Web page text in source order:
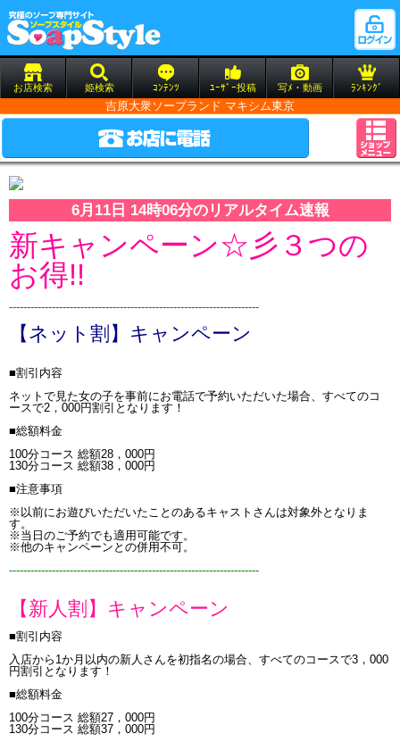
お店検索 姫検索 ｺﾝﾃﾝﾂ ﾕｰｻﾞｰ投稿 写ﾒ・動画 ﾗﾝｷﾝｸﾞ
吉原大衆ソープランド マキシム東京
6月11日 14時06分のリアルタイム速報
新キャンペーン☆彡３つの
お得!!
----------------------------------------------------------------------
【ネット割】キャンペーン
■割引内容
ネットで見た女の子を事前にお電話で予約いただいた場合、すべてのコ
ースで2，000円割引となります！
■総額料金
100分コース 総額28，000円
130分コース 総額38，000円
■注意事項
※以前にお遊びいただいたことのあるキャストさんは対象外となりま
す。
※当日のご予約でも適用可能です。
※他のキャンペーンとの併用不可。
----------------------------------------------------------------------
【新人割】キャンペーン
■割引内容
入店から1か月以内の新人さんを初指名の場合、すべてのコースで3，000
円割引となります！
■総額料金
100分コース 総額27，000円
130分コース 総額37，000円